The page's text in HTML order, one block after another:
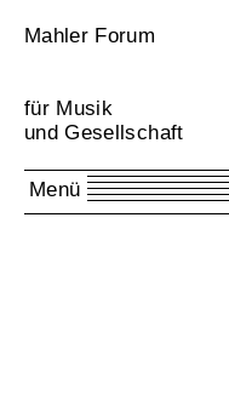
Mahler Forum
für Musik
und Gesellschaft
Menü